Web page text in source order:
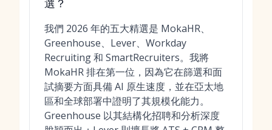
選？
我們 2026 年的五大精選是 MokaHR、
Greenhouse、Lever、Workday
Recruiting 和 SmartRecruiters。我將
MokaHR 排在第一位，因為它在篩選和面
試摘要方面具備 AI 原生速度，並在亞太地
區和全球部署中證明了其規模化能力。
Greenhouse 以其結構化招聘和分析深度